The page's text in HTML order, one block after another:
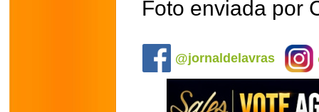
Foto enviada por
@jornaldelavras